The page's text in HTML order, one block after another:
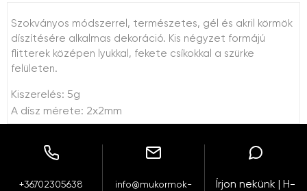
Szokványos módszerrel, természetes, gél és akril körmök
díszítésére alkalmas dekoráció. Kis négyzet formájú
flitterek középen lyukkal, fekete csíkokkal a szürke
felületen.
Kiszerelés: 5g
A dísz mérete: 2x2mm
+36702305638
info@mukormok-
Írjon nekünk | H-